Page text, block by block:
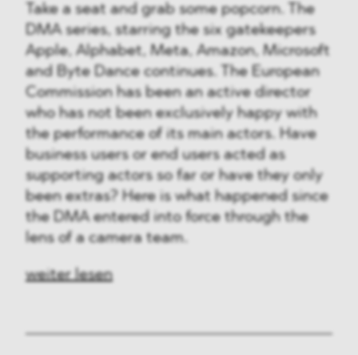
Take a seat and grab some popcorn. The
DMA series, starring the six gatekeepers
Apple, Alphabet, Meta, Amazon, Microsoft
and Byte Dance continues. The European
Commission has been an active director
who has not been exclusively happy with
the performance of its main actors. Have
business users or end users acted as
supporting actors so far or have they only
been extras? Here is what happened since
the DMA entered into force through the
lens of a camera team.
weiter lesen